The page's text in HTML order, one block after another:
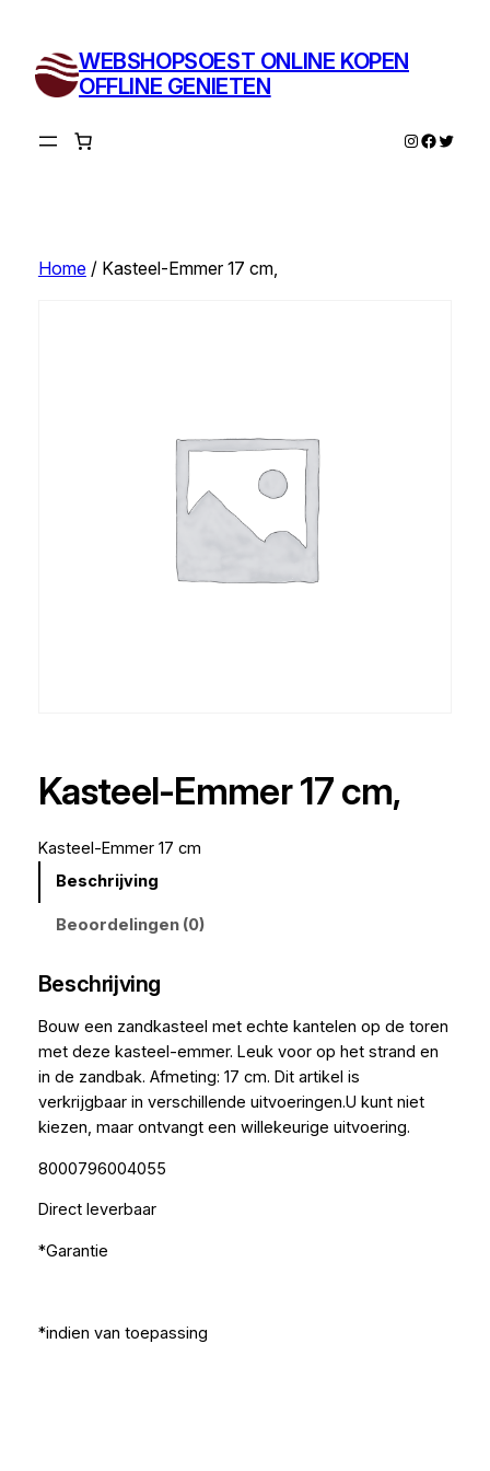
inhoud
WEBSHOPSOEST ONLINE KOPEN
OFFLINE GENIETEN
Instagram
Twitter
Home/ Kasteel-Emmer 17 cm,
Kasteel-Emmer 17 cm,
Kasteel-Emmer 17 cm
Beschrijving
Beoordelingen (0)
Beschrijving
Bouw een zandkasteel met echte kantelen op de toren
met deze kasteel-emmer. Leuk voor op het strand en
in de zandbak. Afmeting: 17 cm. Dit artikel is
verkrijgbaar in verschillende uitvoeringen.U kunt niet
kiezen, maar ontvangt een willekeurige uitvoering.
8000796004055
Direct leverbaar
*Garantie
*indien van toepassing